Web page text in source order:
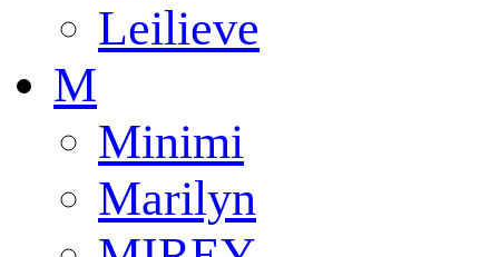
Leilieve
M
Minimi
Marilyn